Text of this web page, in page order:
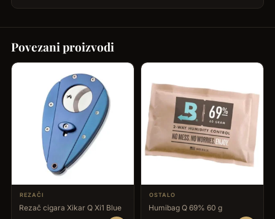
Povezani proizvodi
REZAČI
Rezač cigara Xikar Q Xi1 Blue
OSTALO
Humibag Q 69% 60 g